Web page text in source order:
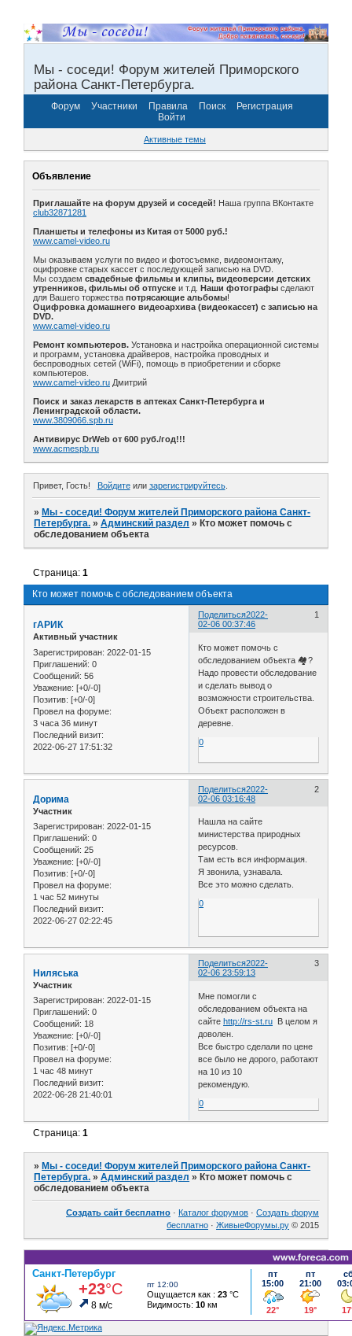
Мы - соседи! Форум жителей Приморского
района Санкт-Петербурга.
Форум Участники Правила Поиск
Регистрация
Войти
Активные темы
Объявление
Приглашайте на форум друзей и соседей! Наша группа ВКонтакте
club32871281
Планшеты и телефоны из Китая от 5000 руб.!
www.camel-video.ru
Мы оказываем услуги по видео и фотосъемке, видеомонтажу,
оцифровке старых кассет с последующей записью на DVD.
Мы создаем свадебные фильмы и клипы, видеоверсии детских
утренников, фильмы об отпуске и т.д. Наши фотографы сделают
для Вашего торжества потрясающие альбомы!
Оцифровка домашнего видеоархива (видеокассет) с записью на
DVD.
www.camel-video.ru
Ремонт компьютеров. Установка и настройка операционной системы
и программ, установка драйверов, настройка проводных и
беспроводных сетей (WiFi), помощь в приобретении и сборке
компьютеров.
www.camel-video.ru Дмитрий
Поиск и заказ лекарств в аптеках Санкт-Петербурга и
Ленинградской области.
www.3809066.spb.ru
Антивирус DrWeb от 600 руб./год!!!
www.acmespb.ru
Привет, Гость! Войдитеили зарегистрируйтесь.
» Мы - соседи! Форум жителей Приморского района Санкт-
Петербурга. »Админский раздел » Кто может помочь с
обследованием объекта
Кто может помочь с обследованием объекта
Страница:1
Поделиться 1
2022-
02-06 00:37:46
гАРИК
Активный участник
Зарегистрирован: 2022-01-15
Приглашений: 0
Сообщений: 56
Уважение: [+0/-0]
Позитив: [+0/-0]
Провел на форуме:
3 часа 36 минут
Последний визит:
2022-06-27 17:51:32
Кто может помочь с
обследованием объекта 🏘?
Надо провести обследование
и сделать вывод о
возможности строительства.
Объект расположен в
деревне.
0
Поделиться 2
2022-
02-06 03:16:48
Дорима
Участник
Зарегистрирован: 2022-01-15
Приглашений: 0
Сообщений: 25
Уважение: [+0/-0]
Позитив: [+0/-0]
Провел на форуме:
1 час 52 минуты
Последний визит:
2022-06-27 02:22:45
Нашла на сайте
министерства природных
ресурсов.
Там есть вся информация.
Я звонила, узнавала.
Все это можно сделать.
0
Поделиться 3
2022-
02-06 23:59:13
Ниляська
Участник
Зарегистрирован: 2022-01-15
Приглашений: 0
Сообщений: 18
Уважение: [+0/-0]
Позитив: [+0/-0]
Провел на форуме:
1 час 48 минут
Последний визит:
2022-06-28 21:40:01
Мне помогли с
обследованием объекта на
сайтеhttp://rs-st.ru В целом я
доволен.
Все быстро сделали по цене
все было не дорого, работают
на 10 из 10
рекомендую.
0
Страница:1
» Мы - соседи! Форум жителей Приморского района Санкт-
Петербурга. »Админский раздел » Кто может помочь с
обследованием объекта
Создать сайт бесплатно · Каталог форумов · Создать форум
бесплатно · ЖивыеФорумы.ру © 2015